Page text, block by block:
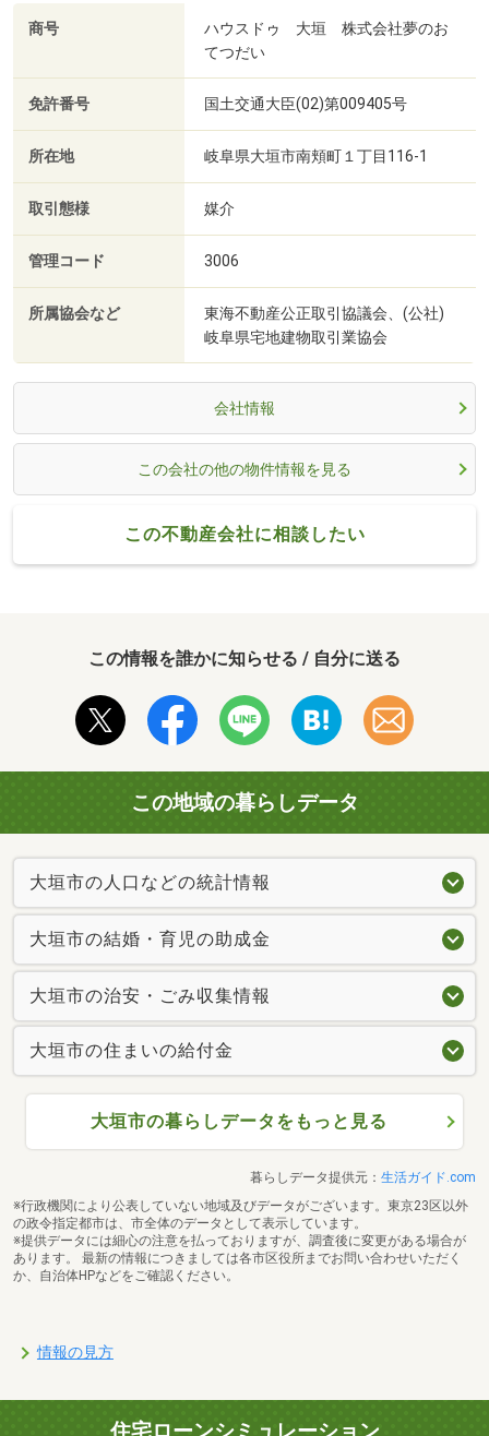
商号
ハウスドゥ 大垣 株式会社夢のお
てつだい
免許番号 国土交通大臣(02)第009405号
所在地 岐阜県大垣市南頬町１丁目116-1
取引態様 媒介
管理コード 3006
所属協会など
東海不動産公正取引協議会、(公社)
岐阜県宅地建物取引業協会
会社情報
この会社の他の物件情報を見る
この不動産会社に相談したい
この情報を誰かに知らせる / 自分に送る
この地域の暮らしデータ
大垣市の人口などの統計情報
大垣市の結婚・育児の助成金
大垣市の治安・ごみ収集情報
大垣市の住まいの給付金
大垣市の暮らしデータをもっと見る
暮らしデータ提供元： 生活ガイド.com
※行政機関により公表していない地域及びデータがございます。東京23区以外
の政令指定都市は、市全体のデータとして表示しています。
※提供データには細心の注意を払っておりますが、調査後に変更がある場合が
あります。 最新の情報につきましては各市区役所までお問い合わせいただく
か、自治体HPなどをご確認ください。
情報の見方
住宅ローンシミュレーション